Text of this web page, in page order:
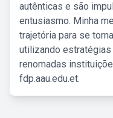
autênticas e são
entusiasmo. Minha
trajetória para se
utilizando
renomadas
fdp.aau.edu.et.